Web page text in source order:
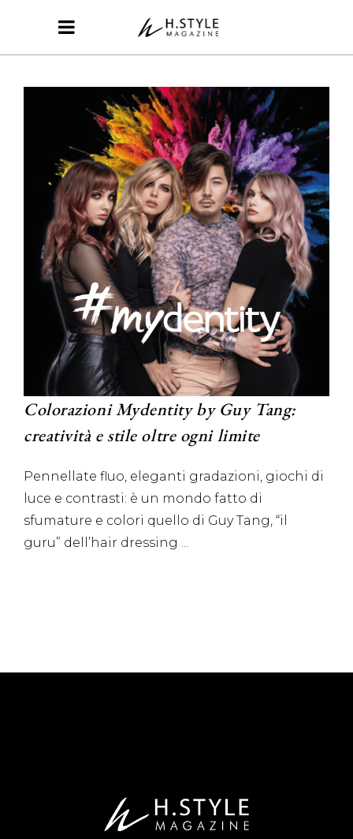
Colorazioni Mydentity by Guy Tang:
creatività e stile oltre ogni limite
Pennellate fluo, eleganti gradazioni, giochi di
luce e contrasti: è un mondo fatto di
sfumature e colori quello di Guy Tang, “il
guru” dell’hair dressing